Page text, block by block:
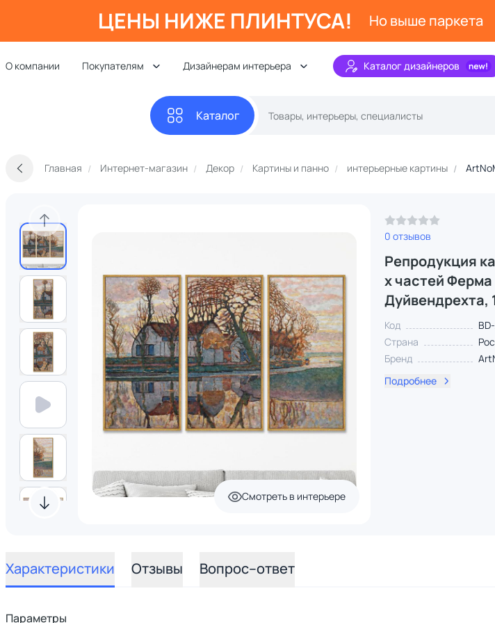
ЦЕНЫ НИЖЕ ПЛИНТУСА! Но выше паркета
О компании Покупателям Дизайнерам интерьера Каталог дизайнеров
Каталог
Главная Интернет-магазин Декор Картины и панно интерьерные картины
Смотреть в интерьере
0 отзывов
Репродукция
х частей
Дуйвендрехта,
Код
Страна
Бренд
Подробнее
Характеристики Отзывы Вопрос–ответ
Параметры